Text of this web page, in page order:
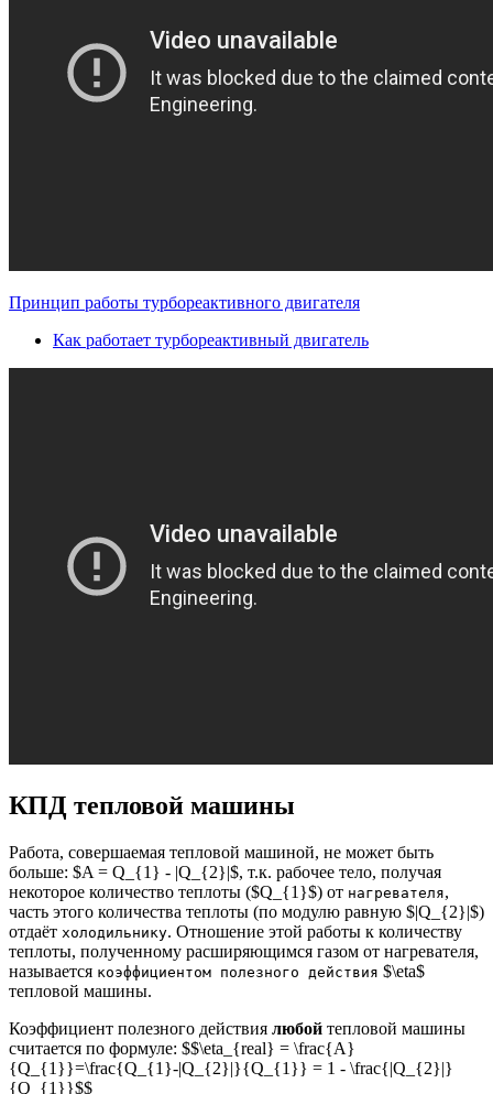
Принцип работы турбореактивного двигателя
Как работает турбореактивный двигатель
КПД тепловой машины
Работа, совершаемая тепловой машиной, не может быть
больше: $A = Q_{1} - |Q_{2}|$, т.к. рабочее тело, получая
некоторое количество теплоты ($Q_{1}$) от нагревателя,
часть этого количества теплоты (по модулю равную $|Q_{2}|$)
отдаёт холодильнику. Отношение этой работы к количеству
теплоты, полученному расширяющимся газом от нагревателя,
называется коэффициентом полезного действия $\eta$
тепловой машины.
Коэффициент полезного действия любой тепловой машины
считается по формуле: $$\eta_{real} = \frac{A}
{Q_{1}}=\frac{Q_{1}-|Q_{2}|}{Q_{1}} = 1 - \frac{|Q_{2}|}
{Q_{1}}$$